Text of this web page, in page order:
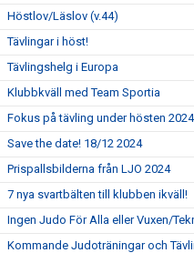
Höstlov/Läslov (v.44)
Tävlingar i höst!
Tävlingshelg i Europa
Klubbkväll med Team Sportia
Fokus på tävling under hösten 2024
Save the date! 18/12 2024
Prispallsbilderna från LJO 2024
7 nya svartbälten till klubben ikväll!
Ingen Judo För Alla eller Vuxen/
Kommande Judoträningar och